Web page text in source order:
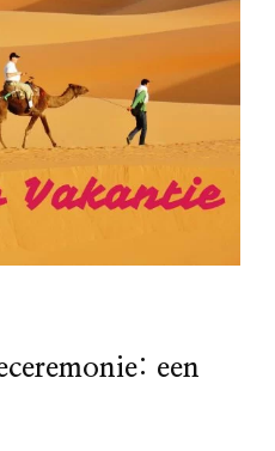
een